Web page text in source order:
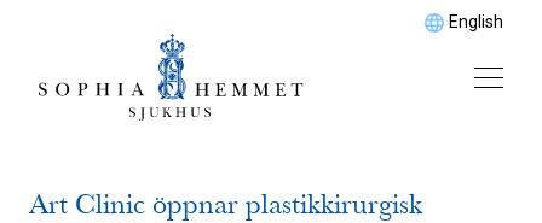
English
Art Clinic öppnar plastikkirurgisk